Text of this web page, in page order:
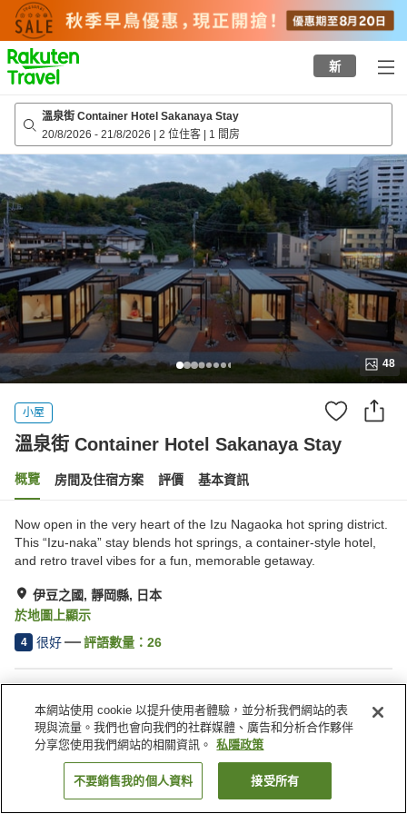
to
top
page
新
溫泉街 Container Hotel Sakanaya Stay
20/8/2026 - 21/8/2026 | 2 位住客 | 1 間房
48
小屋
溫泉街 Container Hotel Sakanaya Stay
概覽 房間及住宿方案 評價 基本資訊
Now open in the very heart of the Izu Nagaoka hot spring district.
This “Izu-naka” stay blends hot springs, a container-style hotel,
and retro travel vibes for a fun, memorable getaway.
伊豆之國, 靜岡縣, 日本
於地圖上顯示
4 很好 評語數量： 26
停車場
日本 靜岡縣
伊豆之國
溫泉街 Container Hotel Sakanaya Stay找客房
本網站使用 cookie 以提升使用者體驗，並分析我們網站的表
現與流量。我們也會向我們的社群媒體、廣告和分析合作夥伴
分享您使用我們網站的相關資訊。
私隱政策
不要銷售我的個人資料 接受所有